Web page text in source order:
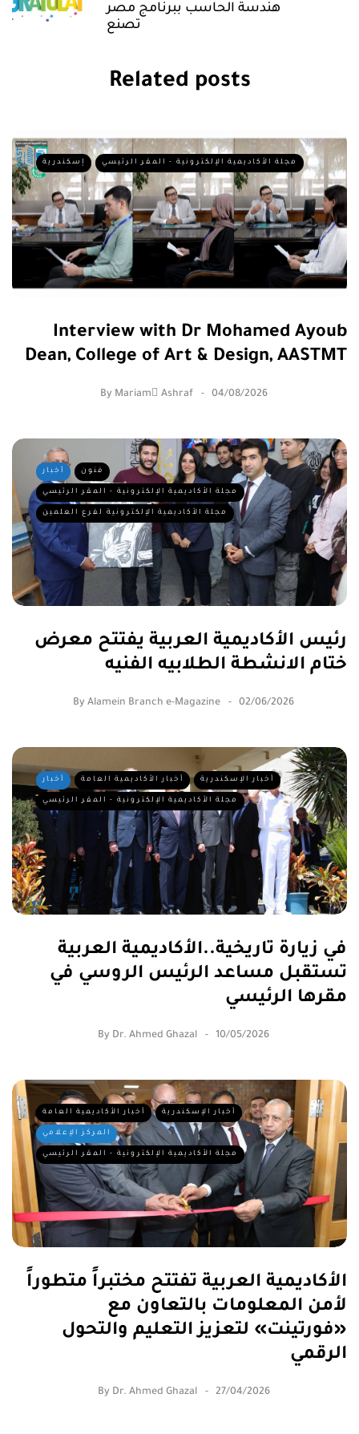
هندسة الحاسب ببرنامج مصر
تصنع
Related posts
إسكندرية مجلة الأكاديمية الإلكترونية - المقر الرئيسي
Interview with Dr Mohamed Ayoub
Dean, College of Art & Design, AASTMT
By Mariam ِAshraf 04/08/2026
أخبار فنون
مجلة الأكاديمية الإلكترونية - المقر الرئيسي
مجلة الأكاديمية الإلكترونية لفرع العلمين
رئيس الأكاديمية العربية يفتتح معرض
ختام الانشطة الطلابيه الفنيه
By Alamein Branch e-Magazine 02/06/2026
أخبار أخبار الأكاديمية العامة أخبار الإسكندرية
مجلة الأكاديمية الإلكترونية - المقر الرئيسي
في زيارة تاريخية..الأكاديمية العربية
تستقبل مساعد الرئيس الروسي في
مقرها الرئيسي
By Dr. Ahmed Ghazal 10/05/2026
أخبار الأكاديمية العامة أخبار الإسكندرية
المركز الإعلامي
مجلة الأكاديمية الإلكترونية - المقر الرئيسي
الأكاديمية العربية تفتتح مختبراً متطوراً
لأمن المعلومات بالتعاون مع
«فورتينت» لتعزيز التعليم والتحول
الرقمي
By Dr. Ahmed Ghazal 27/04/2026